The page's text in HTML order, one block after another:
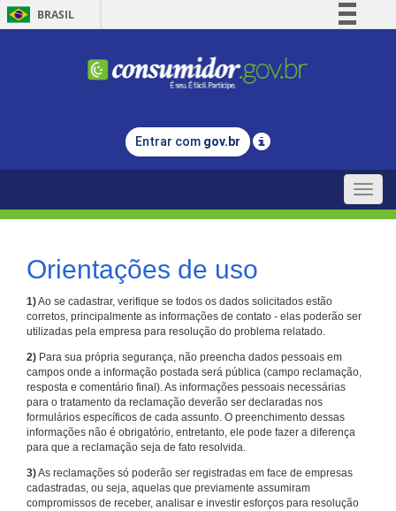
BRASIL
Comunica BR
Legislação
Entrar com gov.br
Toggle
Orientações de uso
1)Ao se cadastrar, verifique se todos os dados solicitados estão
corretos, principalmente as informações de contato - elas poderão ser
utilizadas pela empresa para resolução do problema relatado.
2) Para sua própria segurança, não preencha dados pessoais em
campos onde a informação postada será pública (campo reclamação,
resposta e comentário final). As informações pessoais necessárias
para o tratamento da reclamação deverão ser declaradas nos
formulários específicos de cada assunto. O preenchimento dessas
informações não é obrigatório, entretanto, ele pode fazer a diferença
para que a reclamação seja de fato resolvida.
3)As reclamações só poderão ser registradas em face de empresas
cadastradas, ou seja, aquelas que previamente assumiram
compromissos de receber, analisar e investir esforços para resolução